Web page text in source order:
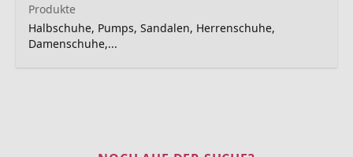
Produkte
Halbschuhe, Pumps, Sandalen, Herrenschuhe,
Damenschuhe,...